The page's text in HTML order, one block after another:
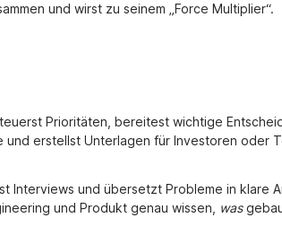
und wirst zu seinem „Force Multiplier“.
Prioritäten, bereitest wichtige
und erstellst Unterlagen für Investoren oder
Interviews und übersetzt Probleme in klare
und Produkt genau wissen,
was